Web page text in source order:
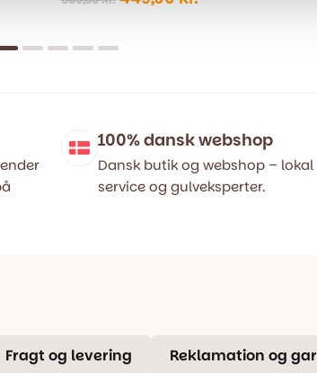
100% dansk webshop
Dansk butik og webshop – lokal
service og gulveksperter.
Fragt og levering Reklamation og